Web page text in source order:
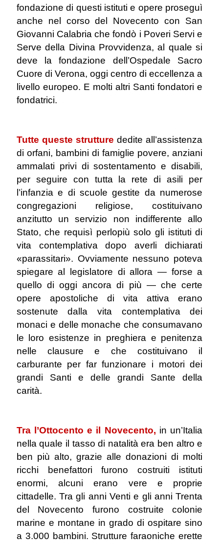
fondazione di questi istituti e opere proseguì
anche nel corso del Novecento con San
Giovanni Calabria che fondò i Poveri Servi e
Serve della Divina Provvidenza, al quale si
deve la fondazione dell’Ospedale Sacro
Cuore di Verona, oggi centro di eccellenza a
livello europeo. E molti altri Santi fondatori e
fondatrici.
Tutte queste strutture dedite all’assistenza
di orfani, bambini di famiglie povere, anziani
ammalati privi di sostentamento e disabili,
per seguire con tutta la rete di asili per
l’infanzia e di scuole gestite da numerose
congregazioni religiose, costituivano
anzitutto un servizio non indifferente allo
Stato, che requisì perlopiù solo gli istituti di
vita contemplativa dopo averli dichiarati
«parassitari». Ovviamente nessuno poteva
spiegare al legislatore di allora ― forse a
quello di oggi ancora di più ― che certe
opere apostoliche di vita attiva erano
sostenute dalla vita contemplativa dei
monaci e delle monache che consumavano
le loro esistenze in preghiera e penitenza
nelle clausure e che costituivano il
carburante per far funzionare i motori dei
grandi Santi e delle grandi Sante della
carità.
Tra l’Ottocento e il Novecento, in un’Italia
nella quale il tasso di natalità era ben altro e
ben più alto, grazie alle donazioni di molti
ricchi benefattori furono costruiti istituti
enormi, alcuni erano vere e proprie
cittadelle. Tra gli anni Venti e gli anni Trenta
del Novecento furono costruite colonie
marine e montane in grado di ospitare sino
a 3.000 bambini. Strutture faraoniche erette